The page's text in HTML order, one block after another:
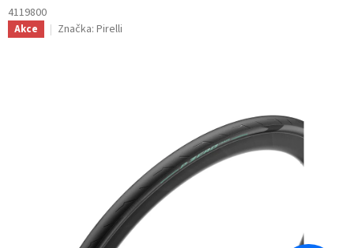
4119800
Akce Značka: Pirelli